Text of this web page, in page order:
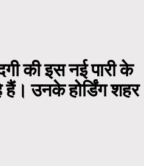
की इस नई पारी के
उनके होर्डिंग शहर